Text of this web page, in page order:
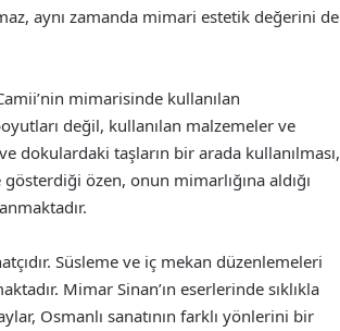
aynı zamanda mimari estetik değerini de
mimarisinde kullanılan
değil, kullanılan malzemeler ve
dokulardaki taşların bir arada kullanılması,
özen, onun mimarlığına aldığı
Süsleme ve iç mekan düzenlemeleri
Mimar Sinan’ın eserlerinde sıklıkla
Osmanlı sanatının farklı yönlerini bir